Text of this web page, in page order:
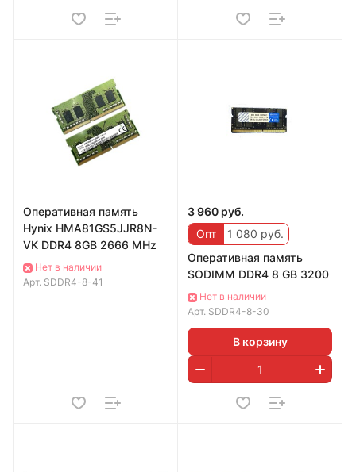
Оперативная память
Hynix HMA81GS5JJR8N-
VK DDR4 8GB 2666 MHz
Нет в наличии
Арт. SDDR4-8-41
3 960 руб.
Опт
1 080 руб.
Оперативная память
SODIMM DDR4 8 GB 3200
Нет в наличии
Арт. SDDR4-8-30
В корзину